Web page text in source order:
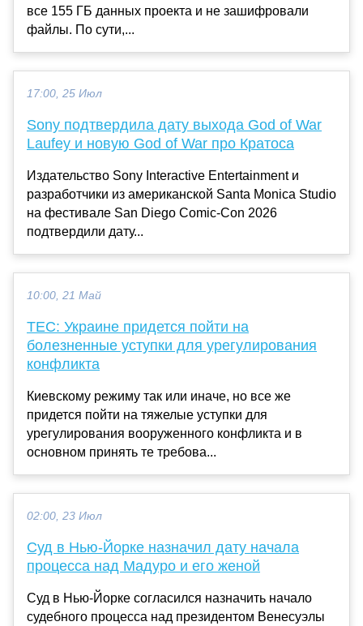
все 155 ГБ данных проекта и не зашифровали
файлы. По сути,...
17:00, 25 Июл
Sony подтвердила дату выхода God of War
Laufey и новую God of War про Кратоса
Издательство Sony Interactive Entertainment и
разработчики из американской Santa Monica Studio
на фестивале San Diego Comic-Con 2026
подтвердили дату...
10:00, 21 Май
TEC: Украине придется пойти на
болезненные уступки для урегулирования
конфликта
Киевскому режиму так или иначе, но все же
придется пойти на тяжелые уступки для
урегулирования вооруженного конфликта и в
основном принять те требова...
02:00, 23 Июл
Суд в Нью-Йорке назначил дату начала
процесса над Мадуро и его женой
Суд в Нью-Йорке согласился назначить начало
судебного процесса над президентом Венесуэлы